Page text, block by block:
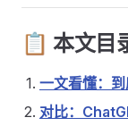
📋 本文目
一文看懂：
对比：